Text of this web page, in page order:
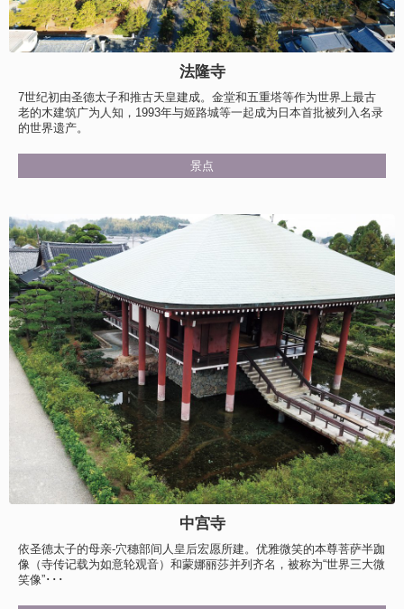
法隆寺
7世纪初由圣德太子和推古天皇建成。金堂和五重塔等作为世界上最古
老的木建筑广为人知，1993年与姬路城等一起成为日本首批被列入名录
的世界遗产。
景点
中宫寺
依圣德太子的母亲-穴穗部间人皇后宏愿所建。优雅微笑的本尊菩萨半跏
像（寺传记载为如意轮观音）和蒙娜丽莎并列齐名，被称为“世界三大微
笑像”･･･